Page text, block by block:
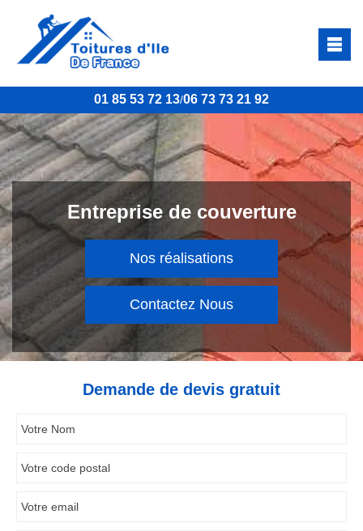
01 85 53 72 13/06 73 73 21 92
Entreprise de couverture
Nos réalisations
Contactez Nous
Demande de devis gratuit